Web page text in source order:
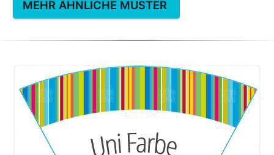
MEHR ÄHNLICHE MUSTER